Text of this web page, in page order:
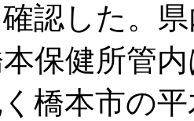
認した。
保健所管
橋本市の